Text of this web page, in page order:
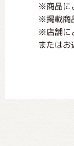
※商品に
※掲載商
※店舗に
またはお